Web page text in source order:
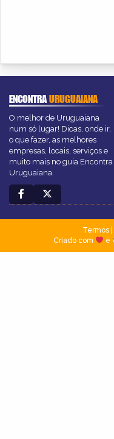
ENCONTRAURUGUAIANA
O melhor de Uruguaiana
num só lugar! Dicas, onde ir,
o que fazer, as melhores
empresas, locais, serviços e
muito mais no guia Encontra
Uruguaiana.
Termos|
Criado com
e